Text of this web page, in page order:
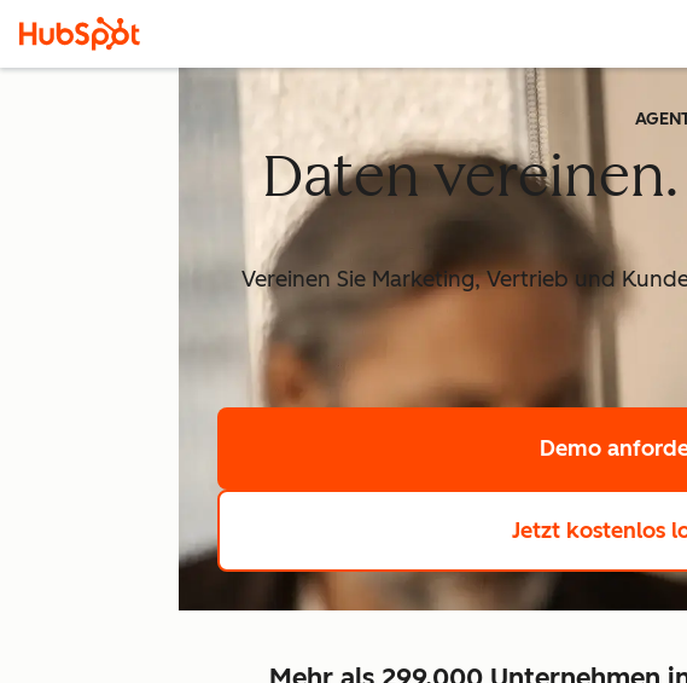
Daten
Vereinen Sie Marketing, Vertrieb und
Demo
Jetzt kostenlos